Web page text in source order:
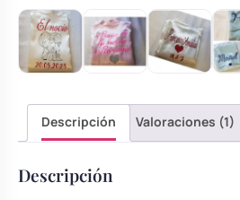
Descripción Valoraciones (1)
Descripción